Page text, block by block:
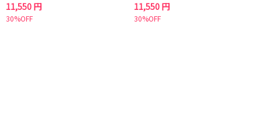
11,550 円
30%OFF
11,550 円
30%OFF